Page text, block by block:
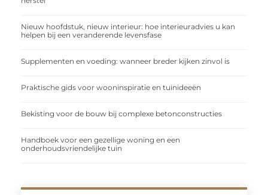
Nieuw hoofdstuk, nieuw interieur: hoe interieuradvies u kan
helpen bij een veranderende levensfase
Supplementen en voeding: wanneer breder kijken zinvol is
Praktische gids voor wooninspiratie en tuinideeën
Bekisting voor de bouw bij complexe betonconstructies
Handboek voor een gezellige woning en een
onderhoudsvriendelijke tuin